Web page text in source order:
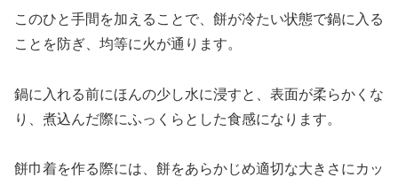
このひと手間を加えることで、餅が冷たい状態で鍋に入る
ことを防ぎ、均等に火が通ります。
鍋に入れる前にほんの少し水に浸すと、表面が柔らかくな
り、煮込んだ際にふっくらとした食感になります。
餅巾着を作る際には、餅をあらかじめ適切な大きさにカッ